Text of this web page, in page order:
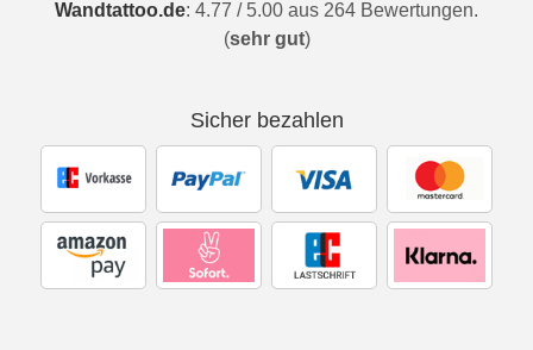
Wandtattoo.de: 4.77 / 5.00 aus 264 Bewertungen.
(sehr gut)
Sicher bezahlen